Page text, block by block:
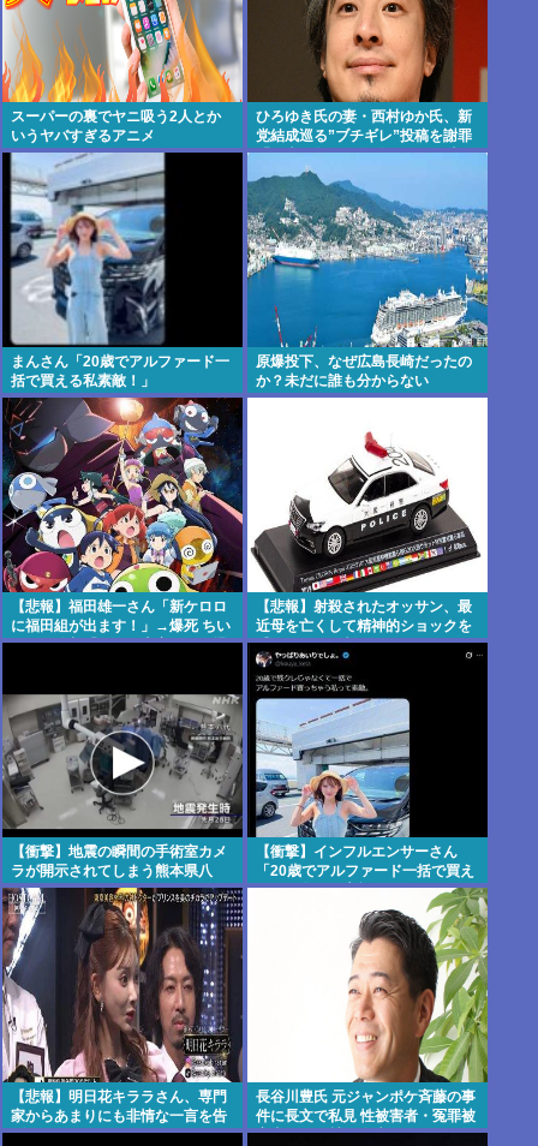
スーパーの裏でヤニ吸う2人とか
いうヤバすぎるアニメ
ひろゆき氏の妻・西村ゆか氏、新
党結成巡る”ブチギレ”投稿を謝罪
「配慮に欠けた行動でした」 夫婦
で投稿
まんさん「20歳でアルファード一
括で買える私素敵！」
原爆投下、なぜ広島長崎だったの
か？未だに誰も分からない
【悲報】福田雄一さん「新ケロロ
に福田組が出ます！」→爆死 ちい
かわの監督「原作に忠実に」→爆
【悲報】射殺されたオッサン、最
近母を亡くして精神的ショックを
受けていたと判
明・・・・・・・・・
【衝撃】地震の瞬間の手術室カメ
ラが開示されてしまう熊本県八
代・・・・・・・・・
【衝撃】インフルエンサーさん
「20歳でアルファード一括で買え
ちゃう私って素敵」www
【悲報】明日花キララさん、専門
家からあまりにも非情な一言を告
げられるwww
長谷川豊氏 元ジャンポケ斉藤の事
件に長文で私見 性被害者・冤罪被
害者への取材経験踏まえ